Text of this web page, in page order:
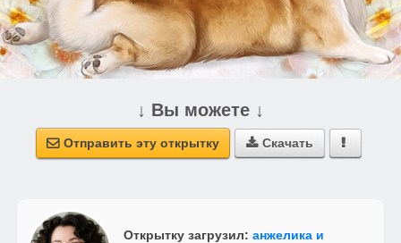
↓ Вы можете ↓
 Отправить эту открытку  Скачать 
Открытку загрузил: анжелика и